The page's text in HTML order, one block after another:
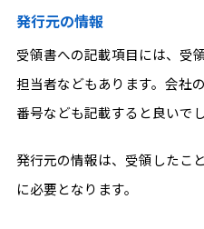
発行元の情報
受領書への記載項目には、受
担当者などもあります。会社
番号なども記載すると良いでし
発行元の情報は、受領したこ
に必要となります。